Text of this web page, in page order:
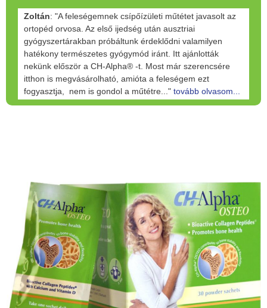
Zoltán: "A feleségemnek csípőízületi műtétet javasolt az
ortopéd orvosa. Az első ijedség után ausztriai
gyógyszertárakban próbáltunk érdeklődni valamilyen
hatékony természetes gyógymód iránt. Itt ajánlották
nekünk először a CH-Alpha® -t. Most már szerencsére
itthon is megvásárolható, amióta a feleségem ezt
fogyasztja, nem is gondol a műtétre..." tovább olvasom...